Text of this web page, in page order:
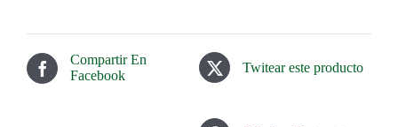
Compartir En
Facebook
Twitear este producto